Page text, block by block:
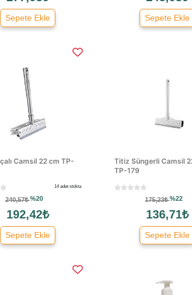
Sepete Ekle Sepete Ekle
Camsil 22 cm TP-
14 adet stokta
240,57₺%20
192,42₺
Sepete Ekle
Titiz Süngerli Camsil
TP-179
175,23₺%22
136,71₺
Sepete Ekle